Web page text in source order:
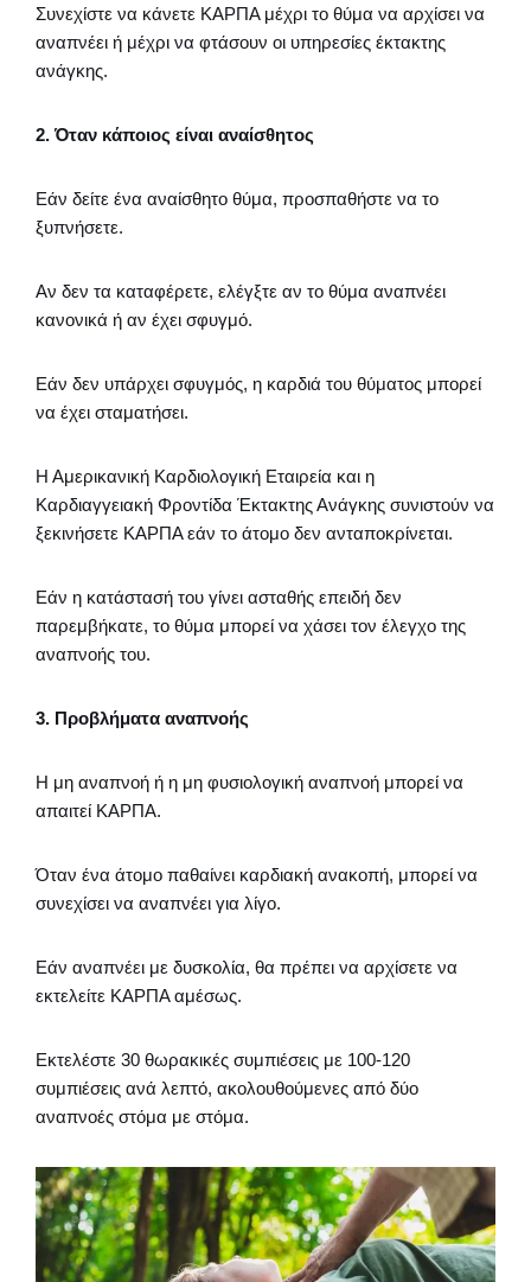
Συνεχίστε να κάνετε ΚΑΡΠΑ μέχρι το θύμα να αρχίσει να
αναπνέει ή μέχρι να φτάσουν οι υπηρεσίες έκτακτης
ανάγκης.
2. Όταν κάποιος είναι αναίσθητος
Εάν δείτε ένα αναίσθητο θύμα, προσπαθήστε να το
ξυπνήσετε.
Αν δεν τα καταφέρετε, ελέγξτε αν το θύμα αναπνέει
κανονικά ή αν έχει σφυγμό.
Εάν δεν υπάρχει σφυγμός, η καρδιά του θύματος μπορεί
να έχει σταματήσει.
Η Αμερικανική Καρδιολογική Εταιρεία και η
Καρδιαγγειακή Φροντίδα Έκτακτης Ανάγκης συνιστούν να
ξεκινήσετε ΚΑΡΠΑ εάν το άτομο δεν ανταποκρίνεται.
Εάν η κατάστασή του γίνει ασταθής επειδή δεν
παρεμβήκατε, το θύμα μπορεί να χάσει τον έλεγχο της
αναπνοής του.
3. Προβλήματα αναπνοής
Η μη αναπνοή ή η μη φυσιολογική αναπνοή μπορεί να
απαιτεί ΚΑΡΠΑ.
Όταν ένα άτομο παθαίνει καρδιακή ανακοπή, μπορεί να
συνεχίσει να αναπνέει για λίγο.
Εάν αναπνέει με δυσκολία, θα πρέπει να αρχίσετε να
εκτελείτε ΚΑΡΠΑ αμέσως.
Εκτελέστε 30 θωρακικές συμπιέσεις με 100-120
συμπιέσεις ανά λεπτό, ακολουθούμενες από δύο
αναπνοές στόμα με στόμα.